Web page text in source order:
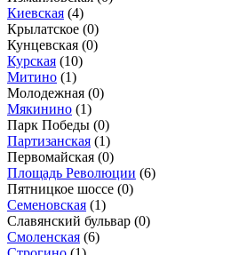
Киевская (4)
Крылатское (0)
Кунцевская (0)
Курская (10)
Митино (1)
Молодежная (0)
Мякинино (1)
Парк Победы (0)
Партизанская (1)
Первомайская (0)
Площадь Революции (6)
Пятницкое шоссе (0)
Семеновская (1)
Славянский бульвар (0)
Смоленская (6)